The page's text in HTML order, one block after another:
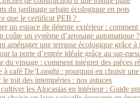
du jardinage urbain écologique en pots
que le certificat PEB ?
un espace de détente extérieur : comment
coûte un système d’arrosage automatique ?
aménager une terrasse écologique grâce
la porte d’entrée idéale grâce au sur-
du vintage : comment intégrer des pièces
à café De’Longhi : pourquoi en choisir
le toit des intempéries : nos astuces
cultiver les Alocasias en intérieur : Guide